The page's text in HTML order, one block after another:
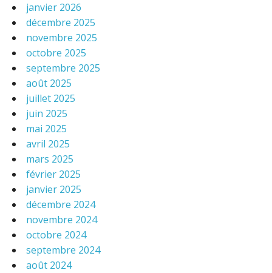
janvier 2026
décembre 2025
novembre 2025
octobre 2025
septembre 2025
août 2025
juillet 2025
juin 2025
mai 2025
avril 2025
mars 2025
février 2025
janvier 2025
décembre 2024
novembre 2024
octobre 2024
septembre 2024
août 2024